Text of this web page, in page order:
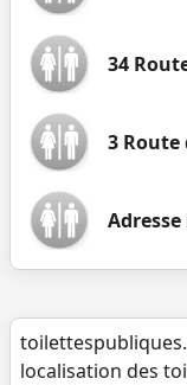
34
3 Route
localisation des